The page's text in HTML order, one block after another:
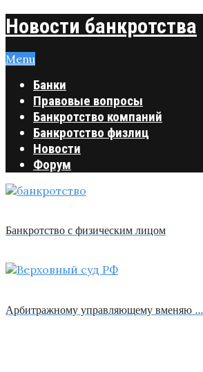
Новости банкротства
Menu
Банки
Правовые вопросы
Банкротство компаний
Банкротство физлиц
Новости
Форум
Банкротство с физическим лицом
Арбитражному управляющему вменяю …